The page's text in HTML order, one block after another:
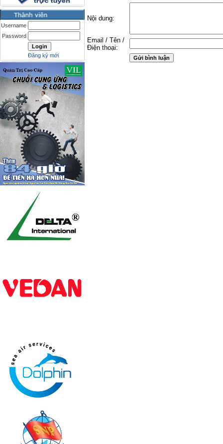
Username
Password
Đăng ký mới
Nội dung:
Email / Tên /
Điện thoại: